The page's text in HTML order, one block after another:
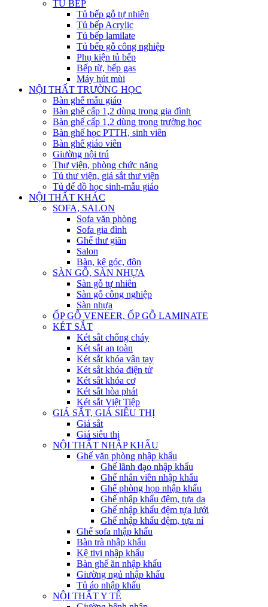
TỦ BẾP
Tủ bếp gỗ tự nhiên
Tủ bếp Acrylic
Tủ bếp lamilate
Tủ bếp gỗ công nghiệp
Phụ kiện tủ bếp
Bếp từ, bếp gas
Máy hút mùi
NỘI THẤT TRƯỜNG HỌC
Bàn ghế mẫu giáo
Bàn ghế cấp 1,2 dùng trong gia đình
Bàn ghế cấp 1,2 dùng trong trường học
Bàn ghế học PTTH, sinh viên
Bàn ghế giáo viên
Giường nội trú
Thư viện, phòng chức năng
Tủ thư viện, giá sắt thư viện
Tủ để đồ học sinh-mẫu giáo
NỘI THẤT KHÁC
SOFA, SALON
Sofa văn phòng
Sofa gia đình
Ghế thư giãn
Salon
Bàn, kệ góc, đôn
SÀN GỖ, SÀN NHỰA
Sàn gỗ tự nhiên
Sàn gỗ công nghiệp
Sàn nhựa
ỐP GỖ VENEER, ỐP GỖ LAMINATE
KÉT SẮT
Két sắt chống cháy
Két sắt an toàn
Két sắt khóa vân tay
Két sắt khóa điện tử
Két sắt khóa cơ
Két sắt hòa phát
Két sắt Việt Tiệp
GIÁ SẮT, GIÁ SIÊU THỊ
Giá sắt
Giá siêu thị
NỘI THẤT NHẬP KHẨU
Ghế văn phòng nhập khẩu
Ghế lãnh đạo nhập khẩu
Ghế nhân viên nhập khẩu
Ghế phòng họp nhập khẩu
Ghế nhập khẩu đệm, tựa da
Ghế nhập khẩu đệm tựa lưới
Ghế nhập khẩu đệm, tựa nỉ
Ghế sofa nhập khẩu
Bàn trà nhập khẩu
Kệ tivi nhập khẩu
Bàn ghế ăn nhập khẩu
Giường ngủ nhập khẩu
Tủ áo nhập khẩu
NỘI THẤT Y TẾ